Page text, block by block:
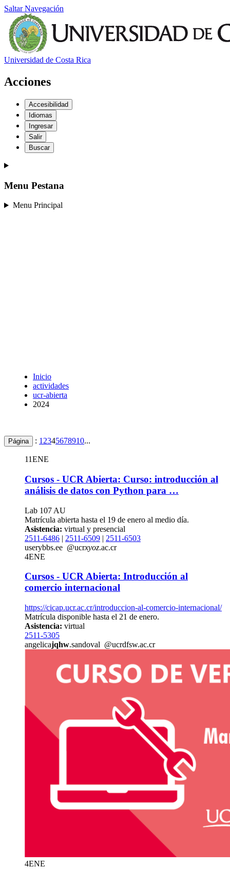
Saltar Navegación
Universidad de Costa Rica
Acciones
Accesibilidad
Idiomas
Ingresar
Salir
Buscar
Menu Pestana
Menu Principal
Inicio
actividades
ucr-abierta
2024
Página : 1 2345678910...
11ENE
Cursos - UCR Abierta: Curso: introducción al
análisis de datos con Python para …
Lab 107 AU
Matrícula abierta hasta el 19 de enero al medio día.
Asistencia: virtual y presencial
2511-6486 | 2511-6509 | 2511-6503
userybbs.ee @ucrxyoz.ac.cr
4ENE
Cursos - UCR Abierta: Introducción al
comercio internacional
https://cicap.ucr.ac.cr/introduccion-al-comercio-internacional/
Matrícula disponible hasta el 21 de enero.
Asistencia: virtual
2511-5305
angelicajqhw.sandoval @ucrdfsw.ac.cr
4ENE